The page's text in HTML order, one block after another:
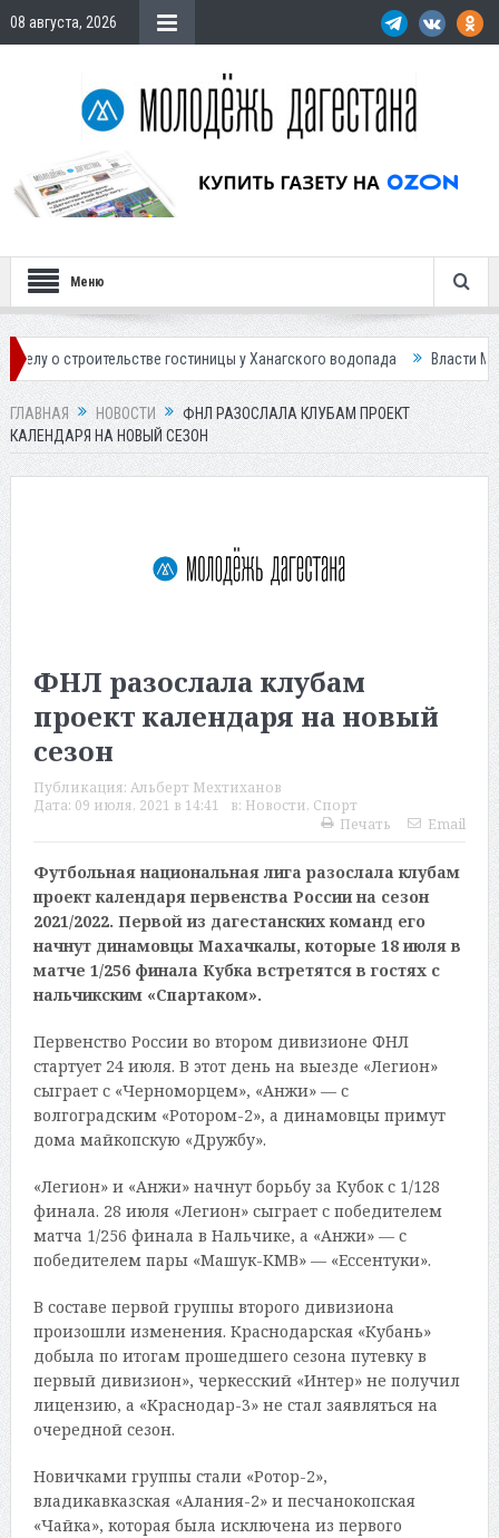
08 августа, 2026
Меню
гостиницы у Ханагского водопада Власти Махачкалы
ГЛАВНАЯ НОВОСТИ
ФНЛ РАЗОСЛАЛА КЛУБАМ ПРОЕКТ
КАЛЕНДАРЯ НА НОВЫЙ СЕЗОН
ФНЛ разослала клубам
проект календаря на новый
сезон
Публикация: Альберт Мехтиханов
Дата: 09 июля, 2021 в 14:41 в: Новости, Спорт
Печать
Email
Футбольная национальная лига разослала клубам
проект календаря первенства России на сезон
2021/2022. Первой из дагестанских команд его
начнут динамовцы Махачкалы, которые 18 июля в
матче 1/256 финала Кубка встретятся в гостях с
нальчикским «Спартаком».
Первенство России во втором дивизионе ФНЛ
стартует 24 июля. В этот день на выезде «Легион»
сыграет с «Черноморцем», «Анжи» — с
волгоградским «Ротором-2», а динамовцы примут
дома майкопскую «Дружбу».
«Легион» и «Анжи» начнут борьбу за Кубок с 1/128
финала. 28 июля «Легион» сыграет с победителем
матча 1/256 финала в Нальчике, а «Анжи» — с
победителем пары «Машук-КМВ» — «Ессентуки».
В составе первой группы второго дивизиона
произошли изменения. Краснодарская «Кубань»
добыла по итогам прошедшего сезона путевку в
первый дивизион», черкесский «Интер» не получил
лицензию, а «Краснодар-3» не стал заявляться на
очередной сезон.
Новичками группы стали «Ротор-2»,
владикавказская «Алания-2» и песчанокопская
«Чайка», которая была исключена из первого